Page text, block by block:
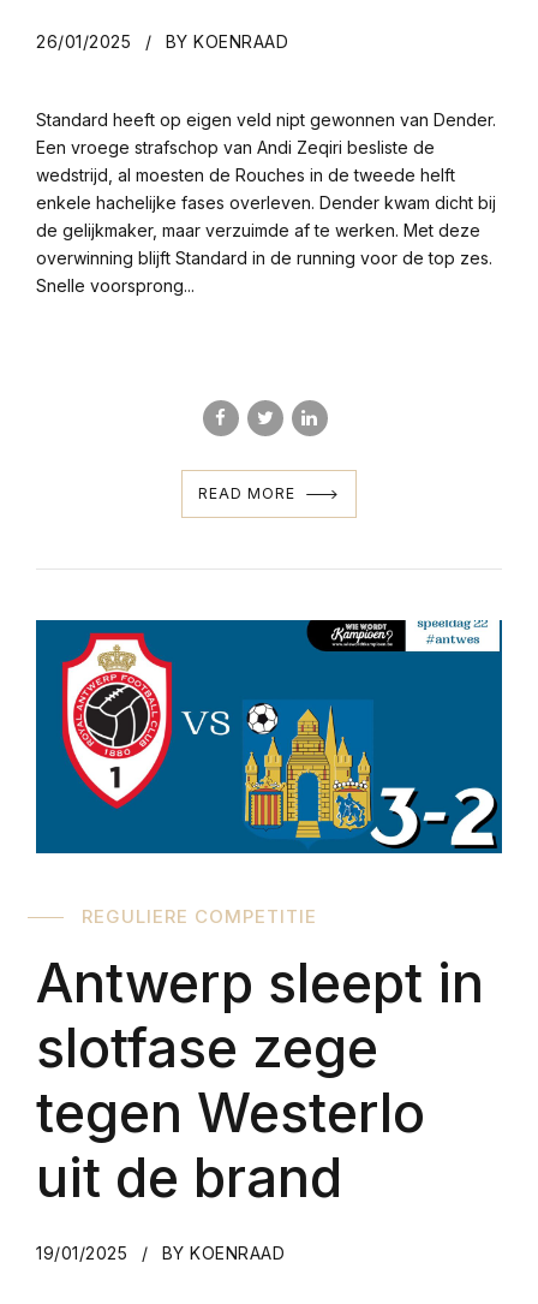
26/01/2025 BY KOENRAAD
Standard heeft op eigen veld nipt gewonnen van Dender.
Een vroege strafschop van Andi Zeqiri besliste de
wedstrijd, al moesten de Rouches in de tweede helft
enkele hachelijke fases overleven. Dender kwam dicht bij
de gelijkmaker, maar verzuimde af te werken. Met deze
overwinning blijft Standard in de running voor de top zes.
Snelle voorsprong...
READ MORE
REGULIERE COMPETITIE
Antwerp sleept in
slotfase zege
tegen Westerlo
uit de brand
19/01/2025 BY KOENRAAD